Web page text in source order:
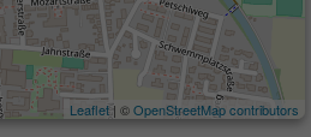
Leaflet| ©OpenStreetMap contributors